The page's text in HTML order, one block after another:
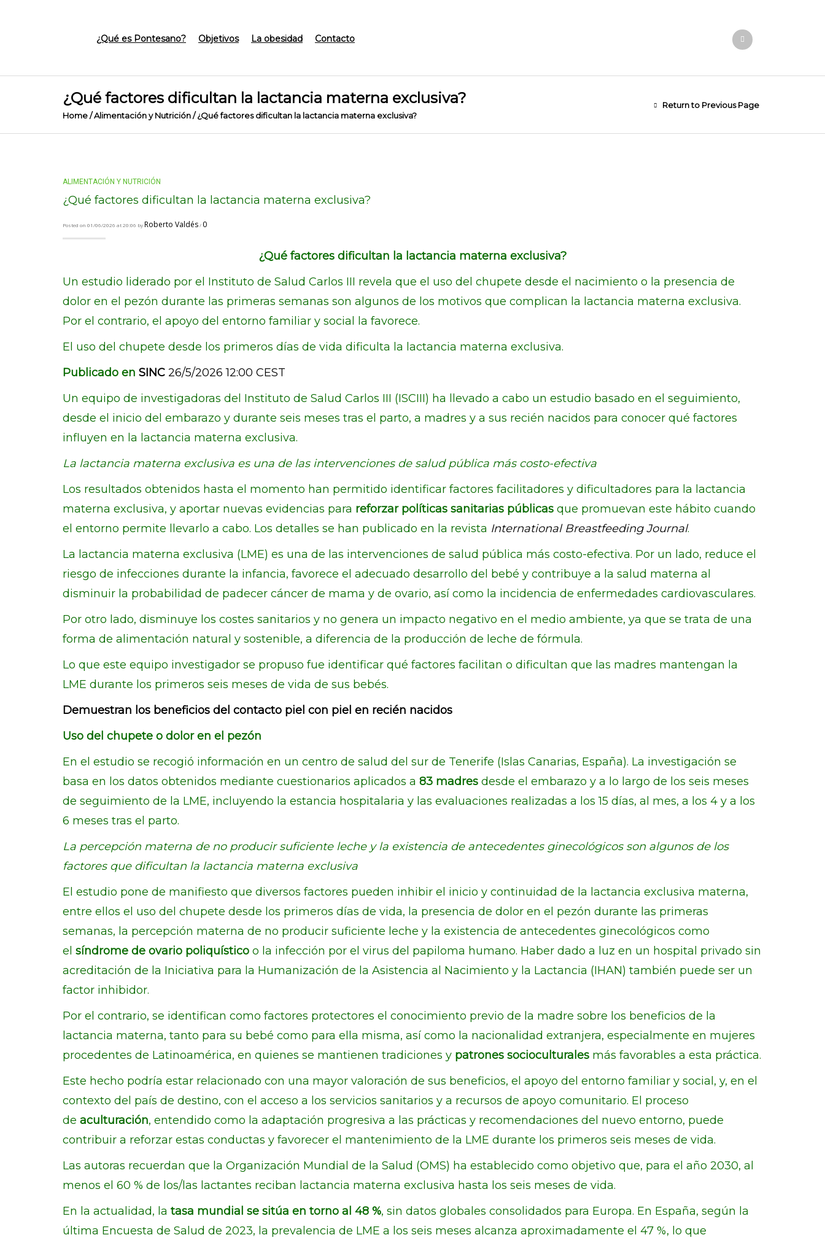
¿Qué es Pontesano? Objetivos La obesidad Contacto
¿Qué factores dificultan la lactancia materna exclusiva?
Home/Alimentación y Nutrición/ ¿Qué factores dificultan la lactancia materna exclusiva?
Return to Previous Page
ALIMENTACIÓN Y NUTRICIÓN
¿Qué factores dificultan la lactancia materna exclusiva?
Posted on 01/06/2026 at 20:06 byRoberto Valdés/ 0
¿Qué factores dificultan la lactancia materna exclusiva?
Un estudio liderado por el Instituto de Salud Carlos III revela que el uso del chupete desde el nacimiento o la presencia de
dolor en el pezón durante las primeras semanas son algunos de los motivos que complican la lactancia materna exclusiva.
Por el contrario, el apoyo del entorno familiar y social la favorece.
El uso del chupete desde los primeros días de vida dificulta la lactancia materna exclusiva.
Publicado en SINC 26/5/2026 12:00 CEST
Un equipo de investigadoras del Instituto de Salud Carlos III (ISCIII) ha llevado a cabo un estudio basado en el seguimiento,
desde el inicio del embarazo y durante seis meses tras el parto, a madres y a sus recién nacidos para conocer qué factores
influyen en la lactancia materna exclusiva.
La lactancia materna exclusiva es una de las intervenciones de salud pública más costo-efectiva
Los resultados obtenidos hasta el momento han permitido identificar factores facilitadores y dificultadores para la lactancia
materna exclusiva, y aportar nuevas evidencias para reforzar políticas sanitarias públicas que promuevan este hábito cuando
el entorno permite llevarlo a cabo. Los detalles se han publicado en la revista International Breastfeeding Journal.
La lactancia materna exclusiva (LME) es una de las intervenciones de salud pública más costo-efectiva. Por un lado, reduce el
riesgo de infecciones durante la infancia, favorece el adecuado desarrollo del bebé y contribuye a la salud materna al
disminuir la probabilidad de padecer cáncer de mama y de ovario, así como la incidencia de enfermedades cardiovasculares.
Por otro lado, disminuye los costes sanitarios y no genera un impacto negativo en el medio ambiente, ya que se trata de una
forma de alimentación natural y sostenible, a diferencia de la producción de leche de fórmula.
Lo que este equipo investigador se propuso fue identificar qué factores facilitan o dificultan que las madres mantengan la
LME durante los primeros seis meses de vida de sus bebés.
Demuestran los beneficios del contacto piel con piel en recién nacidos
Uso del chupete o dolor en el pezón
En el estudio se recogió información en un centro de salud del sur de Tenerife (Islas Canarias, España). La investigación se
basa en los datos obtenidos mediante cuestionarios aplicados a 83 madres desde el embarazo y a lo largo de los seis meses
de seguimiento de la LME, incluyendo la estancia hospitalaria y las evaluaciones realizadas a los 15 días, al mes, a los 4 y a los
6 meses tras el parto.
La percepción materna de no producir suficiente leche y la existencia de antecedentes ginecológicos son algunos de los
factores que dificultan la lactancia materna exclusiva
El estudio pone de manifiesto que diversos factores pueden inhibir el inicio y continuidad de la lactancia exclusiva materna,
entre ellos el uso del chupete desde los primeros días de vida, la presencia de dolor en el pezón durante las primeras
semanas, la percepción materna de no producir suficiente leche y la existencia de antecedentes ginecológicos como
el síndrome de ovario poliquístico o la infección por el virus del papiloma humano. Haber dado a luz en un hospital privado sin
acreditación de la Iniciativa para la Humanización de la Asistencia al Nacimiento y la Lactancia (IHAN) también puede ser un
factor inhibidor.
Por el contrario, se identifican como factores protectores el conocimiento previo de la madre sobre los beneficios de la
lactancia materna, tanto para su bebé como para ella misma, así como la nacionalidad extranjera, especialmente en mujeres
procedentes de Latinoamérica, en quienes se mantienen tradiciones y patrones socioculturales más favorables a esta práctica.
Este hecho podría estar relacionado con una mayor valoración de sus beneficios, el apoyo del entorno familiar y social, y, en el
contexto del país de destino, con el acceso a los servicios sanitarios y a recursos de apoyo comunitario. El proceso
de aculturación, entendido como la adaptación progresiva a las prácticas y recomendaciones del nuevo entorno, puede
contribuir a reforzar estas conductas y favorecer el mantenimiento de la LME durante los primeros seis meses de vida.
Las autoras recuerdan que la Organización Mundial de la Salud (OMS) ha establecido como objetivo que, para el año 2030, al
menos el 60 % de los/las lactantes reciban lactancia materna exclusiva hasta los seis meses de vida.
En la actualidad, la tasa mundial se sitúa en torno al 48 %, sin datos globales consolidados para Europa. En España, según la
última Encuesta de Salud de 2023, la prevalencia de LME a los seis meses alcanza aproximadamente el 47 %, lo que